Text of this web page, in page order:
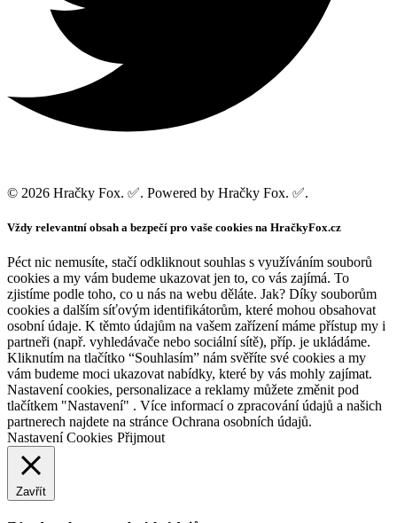
© 2026 Hračky Fox. ✅. Powered by Hračky Fox. ✅.
Vždy relevantní obsah a bezpečí pro vaše cookies na HračkyFox.cz
Péct nic nemusíte, stačí odkliknout souhlas s využíváním souborů
cookies a my vám budeme ukazovat jen to, co vás zajímá. To
zjistíme podle toho, co u nás na webu děláte. Jak? Díky souborům
cookies a dalším síťovým identifikátorům, které mohou obsahovat
osobní údaje. K těmto údajům na vašem zařízení máme přístup my i
partneři (např. vyhledávače nebo sociální sítě), příp. je ukládáme.
Kliknutím na tlačítko “Souhlasím” nám svěříte své cookies a my
vám budeme moci ukazovat nabídky, které by vás mohly zajímat.
Nastavení cookies, personalizace a reklamy můžete změnit pod
tlačítkem "Nastavení" . Více informací o zpracování údajů a našich
partnerech najdete na stránce Ochrana osobních údajů.
Nastavení Cookies Přijmout
Zavřít